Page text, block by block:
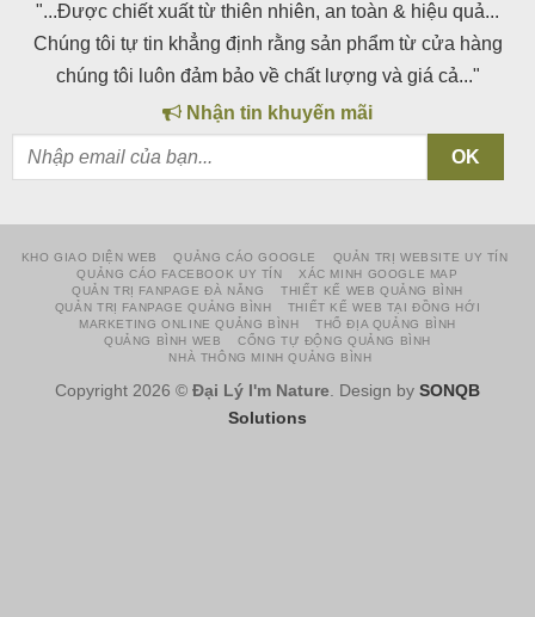
"...Được chiết xuất từ thiên nhiên, an toàn & hiệu quả...
Chúng tôi tự tin khẳng định rằng sản phẩm từ cửa hàng
chúng tôi luôn đảm bảo về chất lượng và giá cả..."
Nhận tin khuyến mãi
KHO GIAO DIỆN WEB QUẢNG CÁO GOOGLE
QUẢN TRỊ WEBSITE UY TÍN
QUẢNG CÁO FACEBOOK UY TÍN
XÁC MINH GOOGLE MAP
QUẢN TRỊ FANPAGE ĐÀ NẴNG
THIẾT KẾ WEB QUẢNG BÌNH
QUẢN TRỊ FANPAGE QUẢNG BÌNH
THIẾT KẾ WEB TẠI ĐỒNG HỚI
MARKETING ONLINE QUẢNG BÌNH
THỔ ĐỊA QUẢNG BÌNH
QUẢNG BÌNH WEB
CỔNG TỰ ĐỘNG QUẢNG BÌNH
NHÀ THÔNG MINH QUẢNG BÌNH
Copyright 2026 © Đại Lý I'm Nature . Design by SONQB
Solutions